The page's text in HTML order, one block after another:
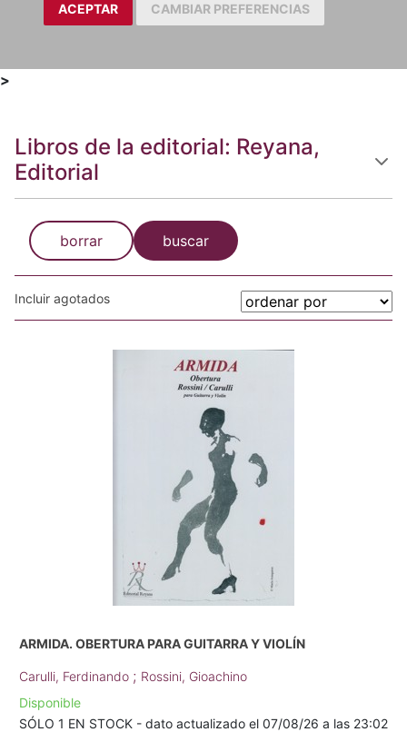
ACEPTAR CAMBIAR PREFERENCIAS
>
Libros de la editorial: Reyana,
Editorial
borrar buscar
Incluir agotados
ARMIDA. OBERTURA PARA GUITARRA Y VIOLÍN
Carulli, Ferdinando ; Rossini, Gioachino
Disponible
SÓLO 1 EN STOCK - dato actualizado el 07/08/26 a las 23:02